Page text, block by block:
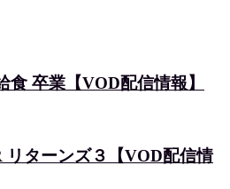
食 卒業【VOD配信情報】
リターンズ３【VOD配信情